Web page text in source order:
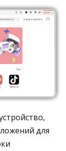
для